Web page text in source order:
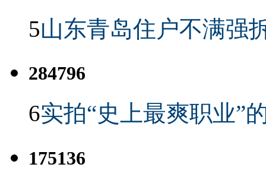
5山东青岛住户不满强
284796
6实拍“史上最爽职业”
175136